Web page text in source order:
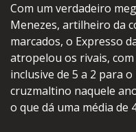
Com um verdadeiro
Menezes, artilheiro da
marcados, o Expresso
atropelou os rivais,
inclusive de 5 a 2 para
cruzmaltino naquele
o que dá uma média de